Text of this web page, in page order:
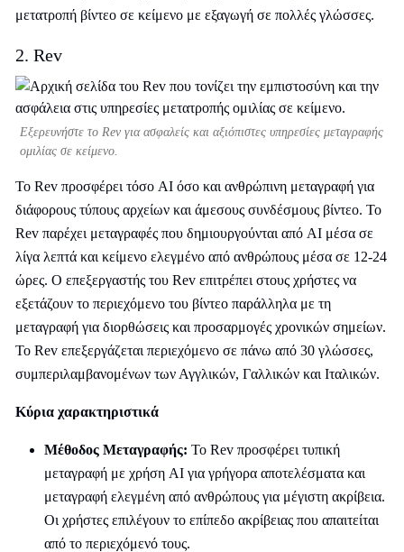
μετατροπή βίντεο σε κείμενο με εξαγωγή σε πολλές γλώσσες.
2. Rev
Εξερευνήστε το Rev για ασφαλείς και αξιόπιστες υπηρεσίες μεταγραφής
ομιλίας σε κείμενο.
Το Rev προσφέρει τόσο AI όσο και ανθρώπινη μεταγραφή για
διάφορους τύπους αρχείων και άμεσους συνδέσμους βίντεο. Το
Rev παρέχει μεταγραφές που δημιουργούνται από AI μέσα σε
λίγα λεπτά και κείμενο ελεγμένο από ανθρώπους μέσα σε 12-24
ώρες. Ο επεξεργαστής του Rev επιτρέπει στους χρήστες να
εξετάζουν το περιεχόμενο του βίντεο παράλληλα με τη
μεταγραφή για διορθώσεις και προσαρμογές χρονικών σημείων.
Το Rev επεξεργάζεται περιεχόμενο σε πάνω από 30 γλώσσες,
συμπεριλαμβανομένων των Αγγλικών, Γαλλικών και Ιταλικών.
Κύρια χαρακτηριστικά
Μέθοδος Μεταγραφής: Το Rev προσφέρει τυπική
μεταγραφή με χρήση AI για γρήγορα αποτελέσματα και
μεταγραφή ελεγμένη από ανθρώπους για μέγιστη ακρίβεια.
Οι χρήστες επιλέγουν το επίπεδο ακρίβειας που απαιτείται
από το περιεχόμενό τους.